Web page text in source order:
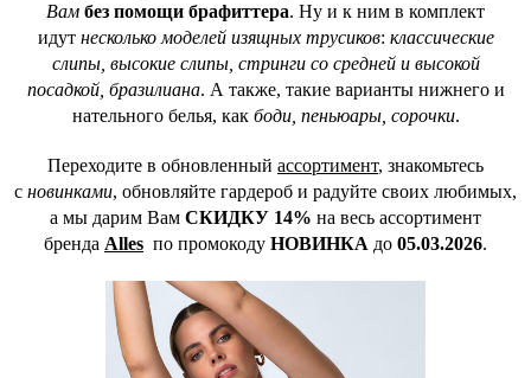
Вам без помощи брафиттера. Ну и к ним в комплект
идут несколько моделей изящных трусиков: классические
слипы, высокие слипы, стринги со средней и высокой
посадкой, бразилиана. А также, такие варианты нижнего и
нательного белья, как боди, пеньюары, сорочки.
Переходите в обновленный ассортимент, знакомьтесь
с новинками, обновляйте гардероб и радуйте своих любимых,
а мы дарим Вам СКИДКУ 14% на весь ассортимент
бренда Alles по промокоду НОВИНКА до 05.03.2026.